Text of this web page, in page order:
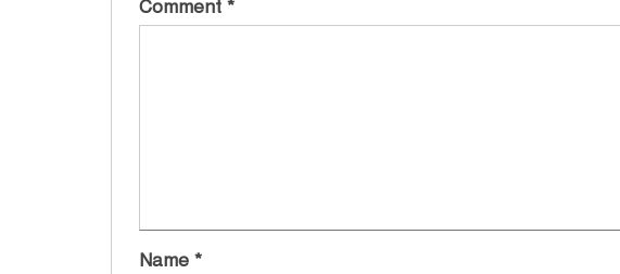
Comment *
Name *